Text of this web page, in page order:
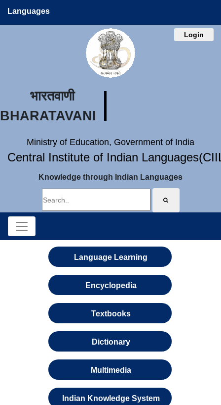
Languages
Login
भारतवाणी
BHARATAVANI
Ministry of Education, Government of India
Central Institute of Indian
Knowledge through Indian Languages
Language Learning
Encyclopedia
Textbooks
Dictionary
Multimedia
Indian Knowledge System